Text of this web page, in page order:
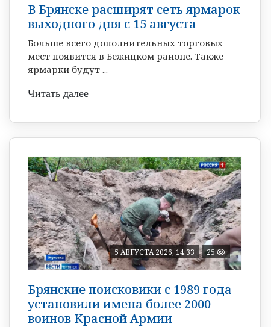
В Брянске расширят сеть ярмарок
выходного дня с 15 августа
Больше всего дополнительных торговых
мест появится в Бежицком районе. Также
ярмарки будут ...
Читать далее
5 АВГУСТА 2026, 14:33 25
Брянские поисковики с 1989 года
установили имена более 2000
воинов Красной Армии